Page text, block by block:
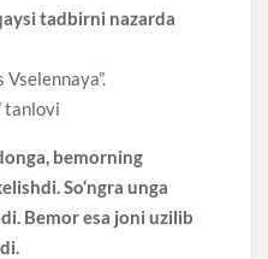
tadbirni nazarda
Vselennaya”.
tanlovi
bemorning
So‘ngra unga
Bemor esa joni uzilib